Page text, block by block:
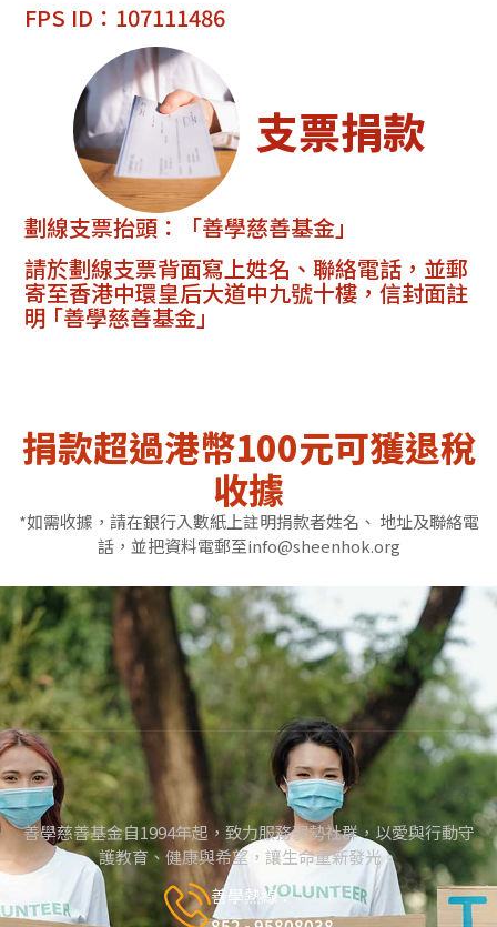
FPS ID：107111486
支票捐款
劃線支票抬頭：「善學慈善基金」
請於劃線支票背面寫上姓名、聯絡電話，並郵
寄至香港中環皇后大道中九號十樓，信封面註
明 ｢善學慈善基金」
捐款超過港幣100元可獲退稅
收據
*如需收據，請在銀行入數紙上註明捐款者姓名、 地址及聯絡電
話，並把資料電郵至info@sheenhok.org
善學慈善基金自1994年起，致力服務弱勢社群，以愛與行動守
護教育、健康與希望，讓生命重新發光。
善學熱線：